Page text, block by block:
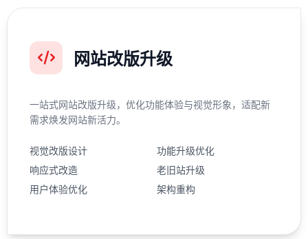
网站改版升级
一站式网站改版升级，优化功能体验与视觉形象，适配新
需求焕发网站新活力。
视觉改版设计
功能升级优化
响应式改造
老旧站升级
用户体验优化
架构重构